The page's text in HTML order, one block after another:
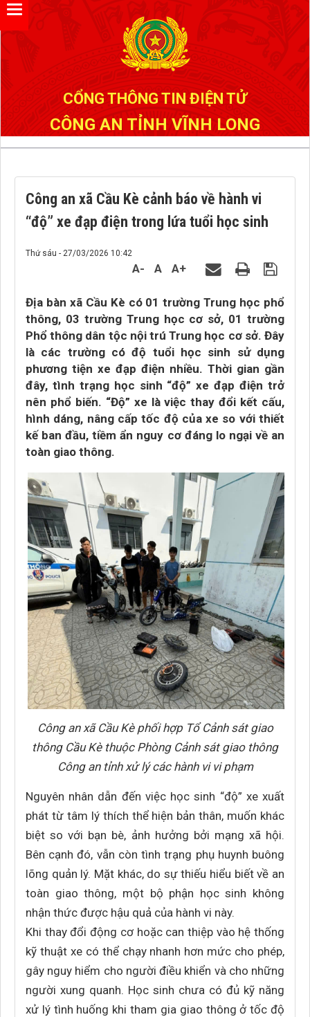
CỔNG THÔNG TIN ĐIỆN TỬ
CÔNG AN TỈNH VĨNH LONG
Công an xã Cầu Kè cảnh báo về hành vi
“độ” xe đạp điện trong lứa tuổi học sinh
Thứ sáu - 27/03/2026 10:42
A- A A+
Địa bàn xã Cầu Kè có 01 trường Trung học phổ
thông, 03 trường Trung học cơ sở, 01 trường
Phổ thông dân tộc nội trú Trung học cơ sở. Đây
là các trường có độ tuổi học sinh sử dụng
phương tiện xe đạp điện nhiều. Thời gian gần
đây, tình trạng học sinh “độ” xe đạp điện trở
nên phổ biến. “Độ” xe là việc thay đổi kết cấu,
hình dáng, nâng cấp tốc độ của xe so với thiết
kế ban đầu, tiềm ẩn nguy cơ đáng lo ngại về an
toàn giao thông.
Công an xã Cầu Kè phối hợp Tổ Cảnh sát giao
thông Cầu Kè thuộc Phòng Cảnh sát giao thông
Công an tỉnh xử lý các hành vi vi phạm
Nguyên nhân dẫn đến việc học sinh “độ” xe xuất
phát từ tâm lý thích thể hiện bản thân, muốn khác
biệt so với bạn bè, ảnh hưởng bởi mạng xã hội.
Bên cạnh đó, vẫn còn tình trạng phụ huynh buông
lõng quản lý. Mặt khác, do sự thiếu hiểu biết về an
toàn giao thông, một bộ phận học sinh không
nhận thức được hậu quả của hành vi này.
Khi thay đổi động cơ hoặc can thiệp vào hệ thống
kỹ thuật xe có thể chạy nhanh hơn mức cho phép,
gây nguy hiểm cho người điều khiển và cho những
người xung quanh. Học sinh chưa có đủ kỹ năng
xử lý tình huống khi tham gia giao thông ở tốc độ